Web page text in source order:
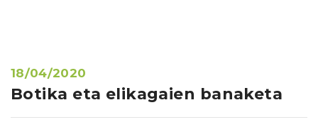
18/04/2020
Botika eta elikagaien banaketa